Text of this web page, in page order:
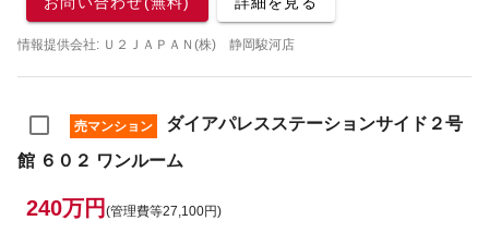
情報提供会社: Ｕ２ＪＡＰＡＮ(株) 静岡駿河店
売マンション
ダイアパレスステーションサイド２号
館 ６０２ ワンルーム
240万円 (管理費等27,100円)